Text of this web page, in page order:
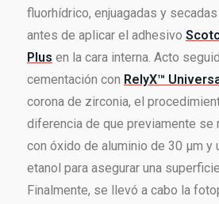
fluorhídrico, enjuagadas y
antes de aplicar el adhesivo
Plus en la cara interna. Acto
cementación con RelyX™
corona de zirconia, el
diferencia de que previamente se
con óxido de aluminio de 30 µm y
etanol para asegurar una
Finalmente, se llevó a cabo la